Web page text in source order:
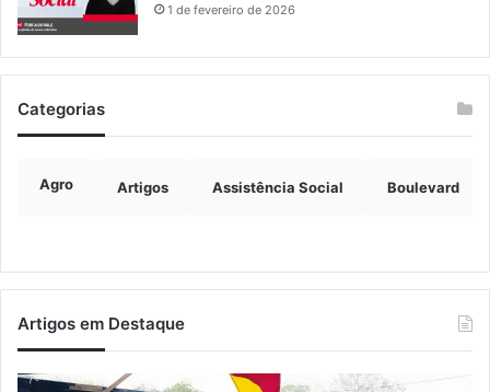
1 de fevereiro de 2026
Categorias
Agro Artigos Assistência Social Boulevard
Artigos em Destaque
Lançamento